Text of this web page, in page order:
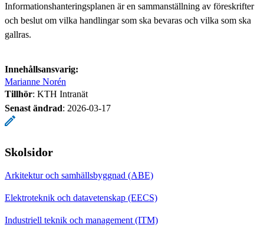
Informationshanteringsplanen är en sammanställning av föreskrifter
och beslut om vilka handlingar som ska bevaras och vilka som ska
gallras.
Innehållsansvarig:
Marianne Norén
Tillhör: KTH Intranät
Senast ändrad: 2026-03-17
Skolsidor
Arkitektur och samhällsbyggnad (ABE)
Elektroteknik och datavetenskap (EECS)
Industriell teknik och management (ITM)